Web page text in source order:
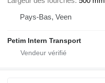
Pays-Bas, Veen
Petim Intern Transport